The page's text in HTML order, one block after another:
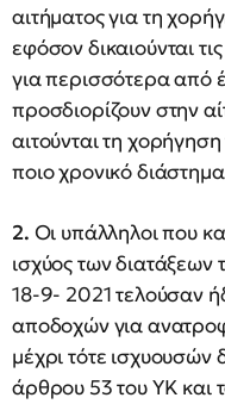
αιτήματος για τη
εφόσον δικαιούνται
για περισσότερα από
προσδιορίζουν στην
αιτούνται τη
ποιο χρονικό
2. Οι υπάλληλοι που
ισχύος των διατάξεων
18-9- 2021 τελούσαν
αποδοχών για
μέχρι τότε ισχυουσών
άρθρου 53 του ΥΚ και